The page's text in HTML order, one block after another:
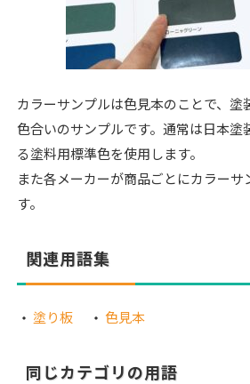
カラーサンプルは色見本のことで、塗
色合いのサンプルです。通常は日本塗
る塗料用標準色を使用します。
また各メーカーが商品ごとにカラーサ
す。
関連用語集
塗り板 色見本
同じカテゴリの用語